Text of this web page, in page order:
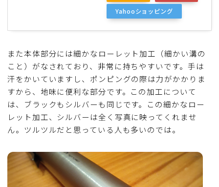
Yahooショッピング
また本体部分には細かなローレット加工（細かい溝の
こと）がなされており、非常に持ちやすいです。手は
汗をかいていますし、ポンピングの際は力がかかりま
すから、地味に便利な部分です。この加工について
は、ブラックもシルバーも同じです。この細かなロー
レット加工、シルバーは全く写真に映ってくれませ
ん。ツルツルだと思っている人も多いのでは。